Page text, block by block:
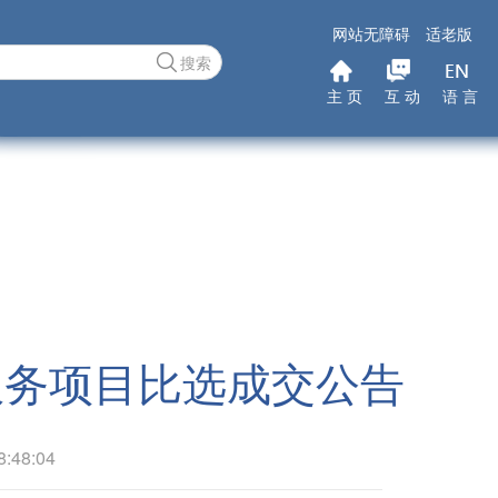
搜索
网站无障碍 适老版
主 页 互 动 语 言
项目比选成交公告